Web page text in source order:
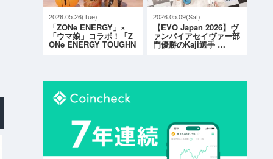
2026.05.26(Tue)
「ZONe ENERGY」×
「ウマ娘」コラボ！「Z
ONe ENERGY TOUGHN
2026.05.09(Sat)
【EVO Japan 2026】ヴ
ァンパイアセイヴァー部
門優勝のKaji選手 …